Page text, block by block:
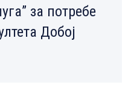
за потребе
Добој